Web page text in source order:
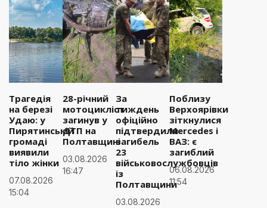
Трагедія
на березі
Удаю: у
Пирятинській
громаді
виявили
тіло жінки
07.08.2026
15:04
28-річний
мотоцикліст
загинув у
ДТП на
Полтавщині
03.08.2026
16:47
За
тиждень
офіційно
підтвердили
загибель
23
військовослужбовців
із
Полтавщини
03.08.2026
Поблизу
Верхоярівки
зіткнулися
Mercedes і
ВАЗ: є
загиблий
06.08.2026
11:54